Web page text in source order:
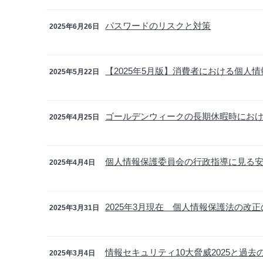
2025年6月26日 パスワードのリスクと対策
2025年5月22日 【2025年5月版】消費者における個人
2025年4月25日 ゴールデンウィークの長期休暇時にお
2025年4月4日 個人情報保護委員会の行政指導に見る
2025年3月31日 2025年3月現在 個人情報保護法の改正
2025年3月4日 情報セキュリティ10大脅威2025と過去